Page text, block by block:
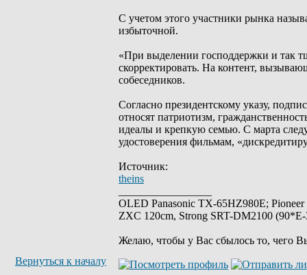
С учетом этого участники рынка
избыточной.
«При выделении господдержки и так
скорректировать. На контент,
собеседников.
Согласно президентскому указу,
относят патриотизм,
идеалы и крепкую семью. С марта
удостоверения фильмам,
Источник:
theins
OLED Panasonic TX-65HZ980E;
ZXC 120cm, Strong SRT-DM2100
Желаю, чтобы у Вас сбылось то, чего
Вернуться к началу